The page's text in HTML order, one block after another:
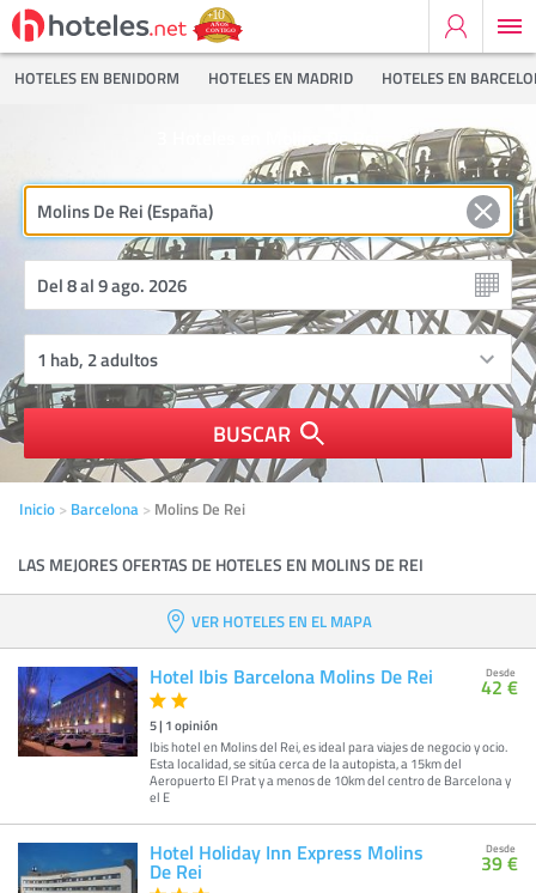
HOTELES EN BENIDORM HOTELES EN MADRID HOTELES EN
Hoteles en Molins De Rei
BUSCAR
Inicio Barcelona Molins De Rei
LAS MEJORES OFERTAS DE HOTELES EN MOLINS DE REI
VER HOTELES EN EL MAPA
Hotel Ibis Barcelona Molins De Rei
5| 1opinión
Ibis hotel en Molins del Rei, es ideal para viajes de negocio y ocio.
Esta localidad, se sitúa cerca de la autopista, a 15km del
Aeropuerto El Prat y a menos de 10km del centro de Barcelona y
el E
Desde
42 €
Hotel Holiday Inn Express Molins
De Rei
Desde
39 €